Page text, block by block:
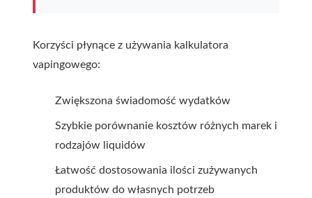
Korzyści płynące z używania kalkulatora
vapingowego:
Zwiększona świadomość wydatków
Szybkie porównanie kosztów różnych marek i
rodzajów liquidów
Łatwość dostosowania ilości zużywanych
produktów do własnych potrzeb